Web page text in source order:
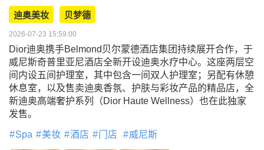
迪奥美妆 贝梦德
2026-07-23 15:59:00
Dior迪奥携手Belmond贝尔蒙德酒店集团持续展开合作，于
威尼斯奇普里亚尼酒店全新开设迪奥水疗中心。这座两层空
间内设五间护理室，其中包含一间双人护理室；另配有休憩
休息室，以及售卖迪奥香氛、护肤与彩妆产品的精品店，全
新迪奥高端奢护系列（Dior Haute Wellness）也在此独家
发售。
Spa 美妆 酒店 门店 威尼斯